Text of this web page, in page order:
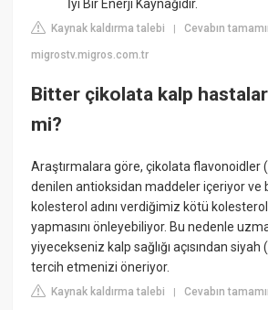
İyi Bir Enerji Kaynağıdır.
Kaynak kaldırma talebi |Cevabın
migrostv.migros.com.tr
Bitter çikolata kalp
mi?
Araştırmalara göre, çikolata flavonoidler
denilen antioksidan maddeler içeriyor ve
kolesterol adını verdiğimiz kötü
yapmasını önleyebiliyor. Bu nedenle
yiyecekseniz kalp sağlığı açısından
tercih etmenizi öneriyor.
Kaynak kaldırma talebi |Cevabın